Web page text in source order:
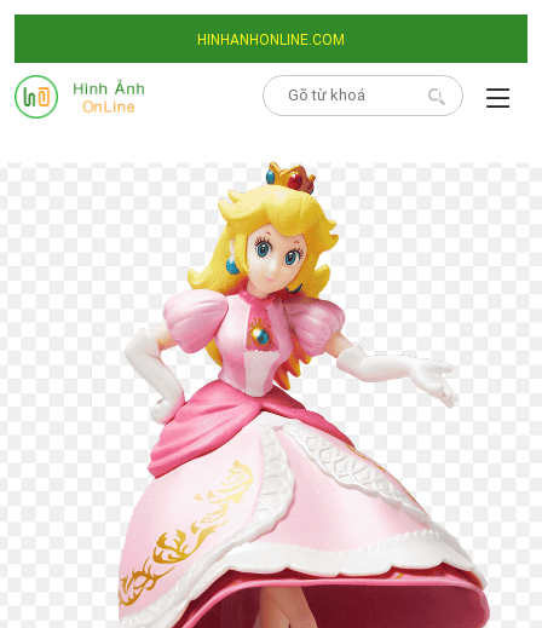
HINHANHONLINE.COM